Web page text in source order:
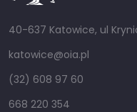
40-637 Katowice, ul
katowice@oia.pl
(32) 608 97 60
668 220 354